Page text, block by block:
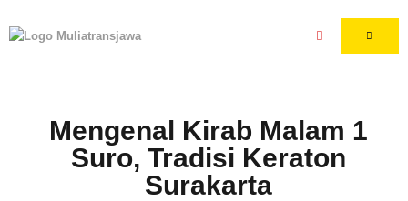
Mengenal Kirab Malam 1
Suro, Tradisi Keraton
Surakarta